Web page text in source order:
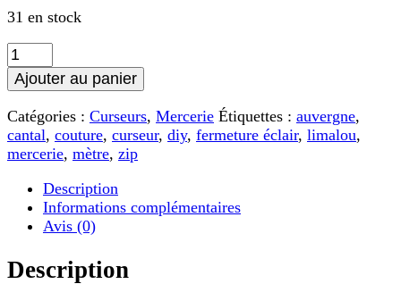
31 en stock
quantité
de
Curseur
métal
-
Vert
kaki
Ajouter au panier
Catégories : Curseurs, Mercerie Étiquettes : auvergne,
cantal, couture, curseur, diy, fermeture éclair, limalou,
mercerie, mètre, zip
Description
Informations complémentaires
Avis (0)
Description